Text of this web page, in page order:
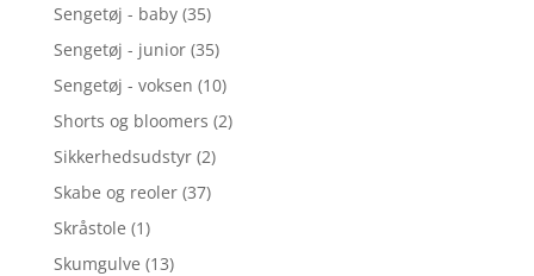
Sengetøj - baby (35)
Sengetøj - junior (35)
Sengetøj - voksen (10)
Shorts og bloomers (2)
Sikkerhedsudstyr (2)
Skabe og reoler (37)
Skråstole (1)
Skumgulve (13)